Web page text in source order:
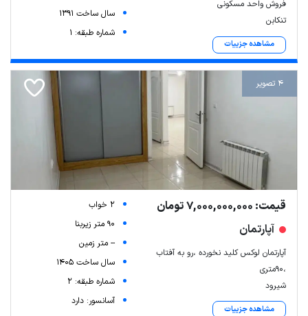
فروش واحد مسکونی
تنکابن
مشاهده جزییات
سال ساخت 1391
شماره طبقه: 1
4 تصویر
قیمت: 7,000,000,000 تومان
آپارتمان
آپارتمان لوکس کلید نخورده ،رو به آفتاب
،90متری
شیرود
مشاهده جزییات
2 خواب
90 متر زیربنا
-- متر زمین
سال ساخت 1405
شماره طبقه: 2
آسانسور: دارد